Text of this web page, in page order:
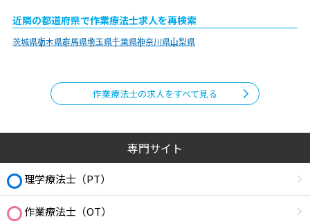
近隣の都道府県で作業療法士求人を再検索
茨城県栃木県群馬県埼玉県千葉県神奈川県山梨県
作業療法士の求人をすべて見る
専門サイト
理学療法士（PT）
作業療法士（OT）